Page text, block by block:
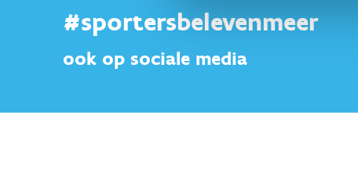
#sportersbelevenmeer
ook op sociale media